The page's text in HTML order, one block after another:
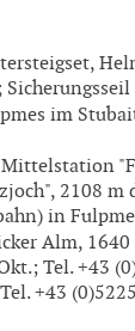
im
Mittelstation
2108 m
in
Alm,
Tel. +43
+43